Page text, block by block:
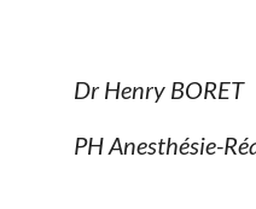
Dr Henry BORET
PH Anesthésie-